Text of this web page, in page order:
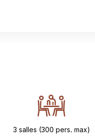
3 salles (300 pers. max)